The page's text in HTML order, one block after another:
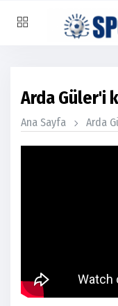
Arda Güler'i
Ana Sayfa Arda